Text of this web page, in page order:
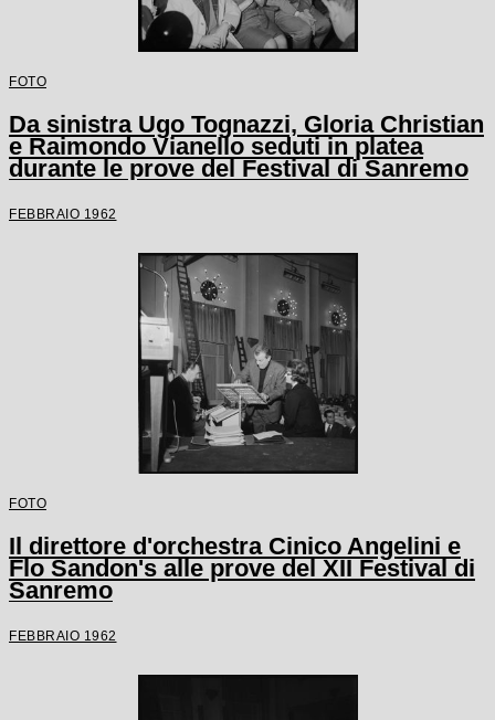
FOTO
Da sinistra Ugo Tognazzi, Gloria Christian
e Raimondo Vianello seduti in platea
durante le prove del Festival di Sanremo
FEBBRAIO 1962
FOTO
Il direttore d'orchestra Cinico Angelini e
Flo Sandon's alle prove del XII Festival di
Sanremo
FEBBRAIO 1962